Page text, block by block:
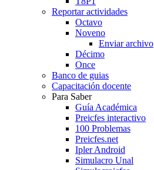
Reportar actividades
Octavo
Noveno
Enviar archivo
Décimo
Once
Banco de guias
Capacitación docente
Para Saber
Guía Académica
Preicfes interactivo
100 Problemas
Preicfes.net
Ipler Android
Simulacro Unal